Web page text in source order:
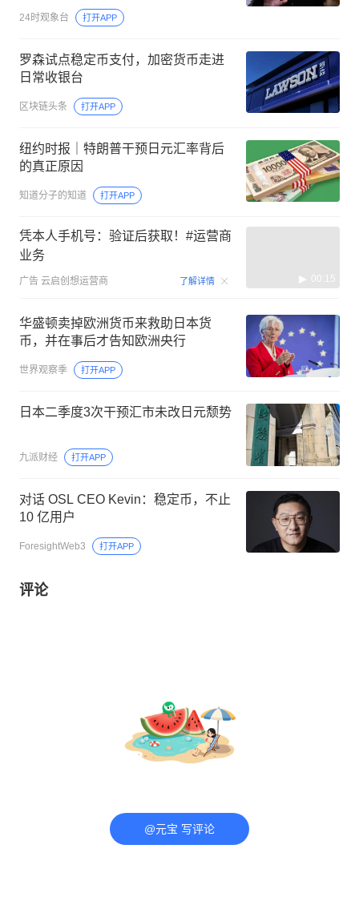
24时观象台 打开APP
罗森试点稳定币支付，加密货币走进
日常收银台
区块链头条 打开APP
纽约时报｜特朗普干预日元汇率背后
的真正原因
知道分子的知道 打开APP
凭本人手机号：验证后获取！#运营商
业务
广告 云启创想运营商 了解详情 00:15
华盛顿卖掉欧洲货币来救助日本货
币，并在事后才告知欧洲央行
世界观察季 打开APP
日本二季度3次干预汇市未改日元颓势
九派财经 打开APP
对话 OSL CEO Kevin：稳定币，不止
10 亿用户
ForesightWeb3 打开APP
评论
@元宝 写评论